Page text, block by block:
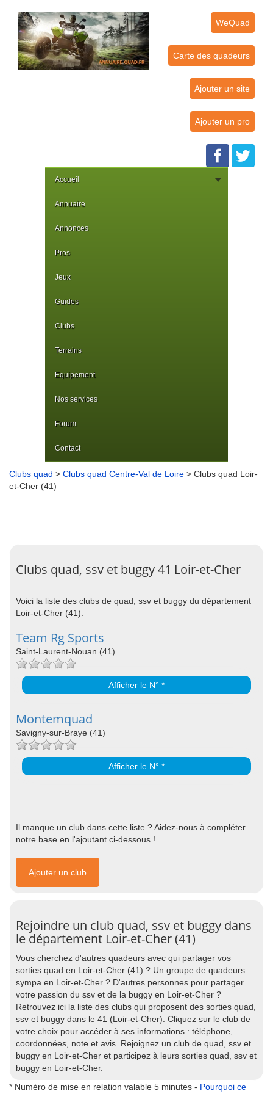
WeQuad
Carte des quadeurs
Ajouter un site
Ajouter un pro
Accueil
Annuaire
Annonces
Pros
Jeux
Guides
Clubs
Terrains
Equipement
Nos services
Forum
Contact
Clubs quad > Clubs quad Centre-Val de Loire > Clubs quad Loir-
et-Cher (41)
Clubs quad, ssv et buggy 41 Loir-et-Cher
Voici la liste des clubs de quad, ssv et buggy du département
Loir-et-Cher (41).
Team Rg Sports
Saint-Laurent-Nouan (41)
Afficher le N° *
Montemquad
Savigny-sur-Braye (41)
Afficher le N° *
Il manque un club dans cette liste ? Aidez-nous à compléter
notre base en l'ajoutant ci-dessous !
Ajouter un club
Rejoindre un club quad, ssv et buggy dans
le département Loir-et-Cher (41)
Vous cherchez d'autres quadeurs avec qui partager vos
sorties quad en Loir-et-Cher (41) ? Un groupe de quadeurs
sympa en Loir-et-Cher ? D'autres personnes pour partager
votre passion du ssv et de la buggy en Loir-et-Cher ?
Retrouvez ici la liste des clubs qui proposent des sorties quad,
ssv et buggy dans le 41 (Loir-et-Cher). Cliquez sur le club de
votre choix pour accéder à ses informations : téléphone,
coordonnées, note et avis. Rejoignez un club de quad, ssv et
buggy en Loir-et-Cher et participez à leurs sorties quad, ssv et
buggy en Loir-et-Cher.
* Numéro de mise en relation valable 5 minutes - Pourquoi ce